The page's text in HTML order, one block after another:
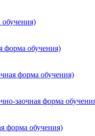
форма обучения)
форма обучения)
заочная форма
форма обучения)